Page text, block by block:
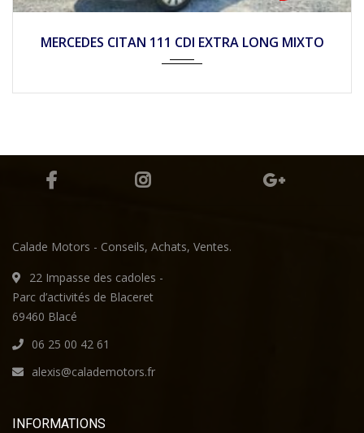
MERCEDES CITAN 111 CDI EXTRA LONG MIXTO
Calade Motors - Conseils, Achats, Ventes.
22 Impasse des cadoles -
Parc d’activités de Blaceret
69460 Blacé
06 25 00 42 61
alexis@calademotors.fr
INFORMATIONS